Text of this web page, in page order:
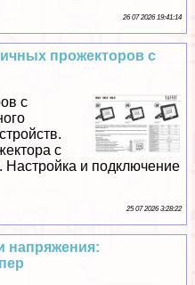
26 07 2026 19:41:14
прожекторов с
с
с
и подключение
25 07 2026 3:28:22
напряжения: